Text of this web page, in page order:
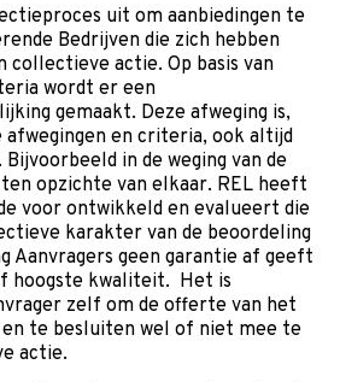
uit om aanbiedingen te
Bedrijven die zich hebben
collectieve actie. Op basis van
wordt er een
gemaakt. Deze afweging is,
afwegingen en criteria, ook altijd
in de weging van de
opzichte van elkaar. REL heeft
voor ontwikkeld en evalueert die
karakter van de beoordeling
Aanvragers geen garantie af geeft
hoogste kwaliteit. Het is
zelf om de offerte van het
te besluiten wel of niet mee te
actie.